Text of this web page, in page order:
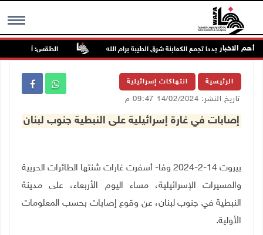
MENU أهم الاخبارمجددا تجمع الكعابنة شرق الطيبة برام الله الطقس: أجواء صافية
الرئيسية انتهاكات إسرائيلية
تاريخ النشر: 14/02/2024 09:47 م
إصابات في غارة إسرائيلية على النبطية جنوب لبنان
بيروت 14-2-2024 وفا- أسفرت غارات شنتها الطائرات الحربية
والمسيرات الإسرائيلية، مساء اليوم الأربعاء، على مدينة
النبطية في جنوب لبنان، عن وقوع إصابات بحسب المعلومات
الأولية.